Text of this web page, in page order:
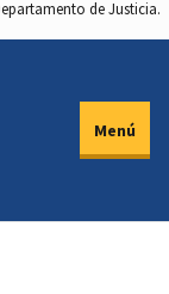
de Justicia.
Menú